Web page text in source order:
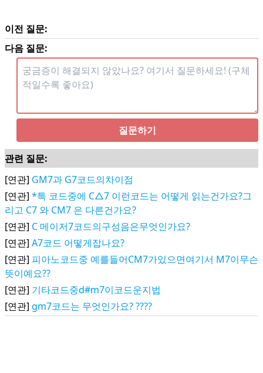
이전 질문:
다음 질문:
질문하기
관련 질문:
[연관] GM7과 G7코드의차이점
[연관] *특 코드중에 C△7 이런코드는 어떻게 읽는건가요?그
리고 C7 와 CM7 은 다른건가요?
[연관] C 메이저7코드의구성음은무엇인가요?
[연관] A7코드 어떻게잡나요?
[연관] 피아노코드중 예를들어CM7가있으면여기서 M7이무슨
뜻이예요??
[연관] 기타코드중d#m7이코드운지법
[연관] gm7코드는 무엇인가요? ????